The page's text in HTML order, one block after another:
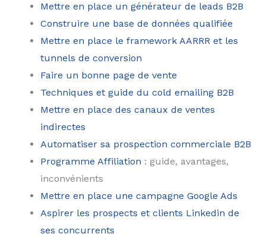
Mettre en place un générateur de leads B2B
Construire une base de données qualifiée
Mettre en place le framework AARRR et les
tunnels de conversion
Faire un bonne page de vente
Techniques et guide du cold emailing B2B
Mettre en place des canaux de ventes
indirectes
Automatiser sa prospection commerciale B2B
Programme Affiliation : guide, avantages,
inconvénients
Mettre en place une campagne Google Ads
Aspirer les prospects et clients Linkedin de
ses concurrents